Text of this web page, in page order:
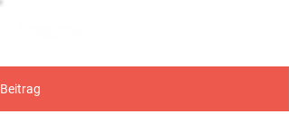
Beitrag